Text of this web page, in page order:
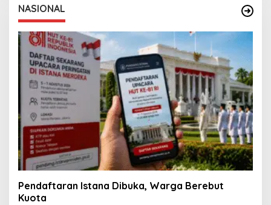
NASIONAL
Pendaftaran Istana Dibuka, Warga Berebut
Kuota